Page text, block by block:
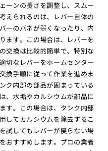
ーンの長さを調整し、スムー
えられるのは、レバー自体の
ーのバネが弱くなったり、内
ます。この場合は、レバーを
交換は比較的簡単で、特別な
切なレバーをホームセンター
換手順に従って作業を進めま
ク内部の部品が固まっている
、水垢やカルシウムが部品に
す。この場合は、タンク内部
してカルシウムを除去するこ
試してもレバーが戻らない場
おすすめします。プロの業者